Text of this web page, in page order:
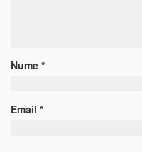
Nume *
Email *